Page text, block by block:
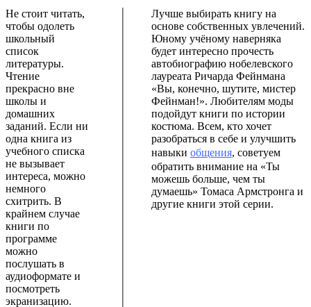
Не стоит читать,
чтобы одолеть
школьный
список
литературы.
Чтение
прекрасно вне
школы и
домашних
заданий. Если ни
одна книга из
учебного списка
не вызывает
интереса, можно
немного
схитрить. В
крайнем случае
книги по
программе
можно
послушать в
аудиоформате и
посмотреть
экранизацию.
Лучше выбирать книгу на
основе собственных увлечений.
Юному учёному наверняка
будет интересно прочесть
автобиографию нобелевского
лауреата Ричарда Фейнмана
«Вы, конечно, шутите, мистер
Фейнман!». Любителям моды
подойдут книги по истории
костюма. Всем, кто хочет
разобраться в себе и улучшить
навыки общения, советуем
обратить внимание на «Ты
можешь больше, чем ты
думаешь» Томаса Армстронга и
другие книги этой серии.